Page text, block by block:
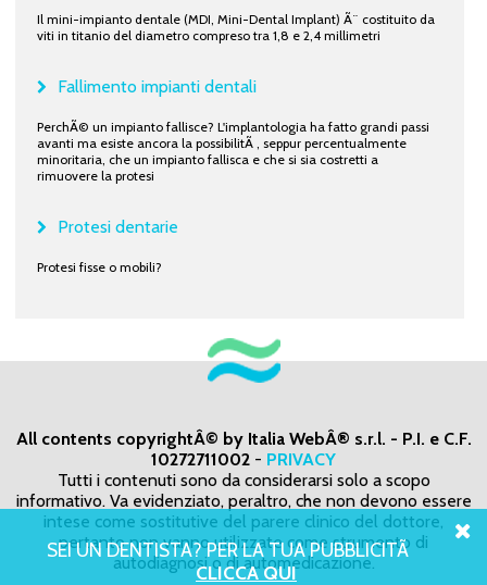
Il mini-impianto dentale (MDI, Mini-Dental Implant) Ã¨ costituito da
viti in titanio del diametro compreso tra 1,8 e 2,4 millimetri
Fallimento impianti dentali
PerchÃ© un impianto fallisce? L'implantologia ha fatto grandi passi
avanti ma esiste ancora la possibilitÃ , seppur percentualmente
minoritaria, che un impianto fallisca e che si sia costretti a
rimuovere la protesi
Protesi dentarie
Protesi fisse o mobili?
All contents copyrightÂ© by Italia WebÂ® s.r.l. - P.I. e C.F.
10272711002 - PRIVACY
Tutti i contenuti sono da considerarsi solo a scopo
informativo. Va evidenziato, peraltro, che non devono essere
intese come sostitutive del parere clinico del dottore,
pertanto non vanno utilizzate come strumento di
autodiagnosi o di automedicazione.
SEI UN DENTISTA? PER LA TUA PUBBLICITÃ
CLICCA QUI